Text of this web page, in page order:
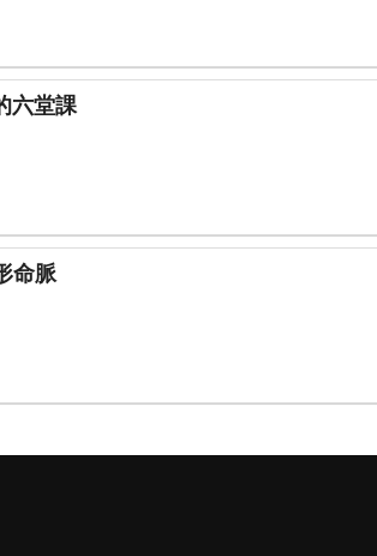
組織的六堂課
業的隱形命脈